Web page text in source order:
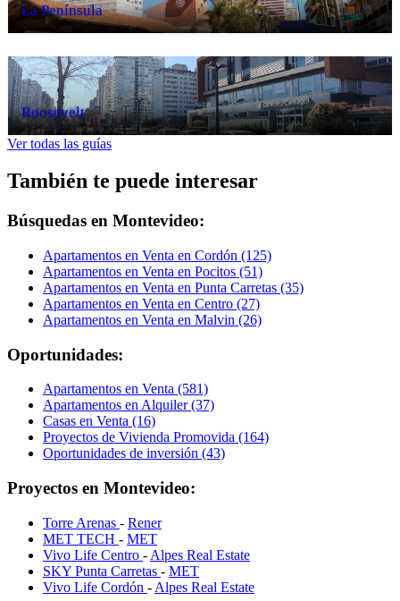
La Península
Roosevelt
Ver todas las guías
También te puede interesar
Búsquedas en Montevideo:
Apartamentos en Venta en Cordón (125)
Apartamentos en Venta en Pocitos (51)
Apartamentos en Venta en Punta Carretas (35)
Apartamentos en Venta en Centro (27)
Apartamentos en Venta en Malvin (26)
Oportunidades:
Apartamentos en Venta (581)
Apartamentos en Alquiler (37)
Casas en Venta (16)
Proyectos de Vivienda Promovida (164)
Oportunidades de inversión (43)
Proyectos en Montevideo:
Torre Arenas - Rener
MET TECH - MET
Vivo Life Centro - Alpes Real Estate
SKY Punta Carretas - MET
Vivo Life Cordón - Alpes Real Estate